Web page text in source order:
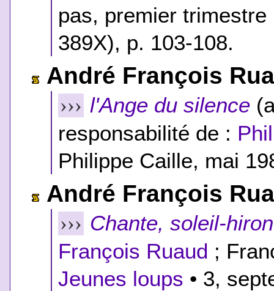
pas, premier
389X), p. 103-108.
André François
››› l'Ange du silence
responsabilité de :
Philippe Caille, mai
André François
››› Chante, soleil-
François Ruaud ;
Jeunes loups • 3,